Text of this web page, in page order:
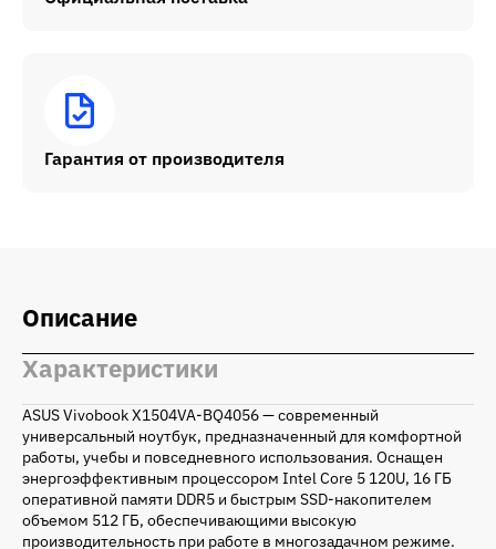
Гарантия от производителя
Описание
Характеристики
ASUS Vivobook X1504VA-BQ4056 — современный
универсальный ноутбук, предназначенный для комфортной
работы, учебы и повседневного использования. Оснащен
энергоэффективным процессором Intel Core 5 120U, 16 ГБ
оперативной памяти DDR5 и быстрым SSD-накопителем
объемом 512 ГБ, обеспечивающими высокую
производительность при работе в многозадачном режиме.